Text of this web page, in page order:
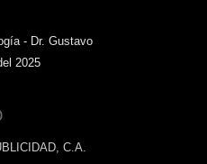
- Dr. Gustavo
2025
C.A.